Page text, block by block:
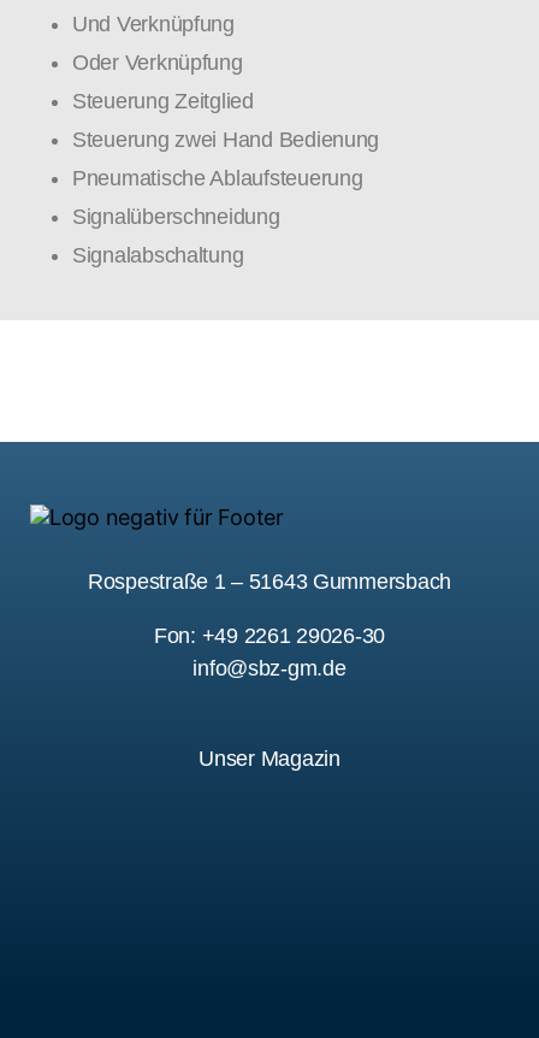
Und Verknüpfung
Oder Verknüpfung
Steuerung Zeitglied
Steuerung zwei Hand Bedienung
Pneumatische Ablaufsteuerung
Signalüberschneidung
Signalabschaltung
Rospestraße 1 – 51643 Gummersbach
Fon: +49 2261 29026-30
info@sbz-gm.de
Unser Magazin